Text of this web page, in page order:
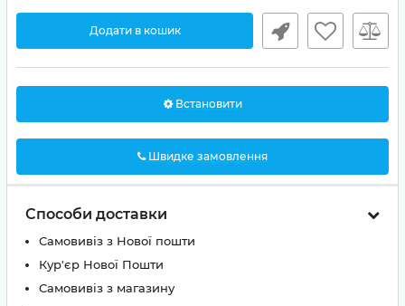
Додати в кошик
Встановити
Швидке замовлення
Способи доставки
Самовивіз з Нової пошти
Кур'єр Нової Пошти
Самовивіз з магазину